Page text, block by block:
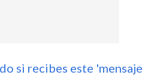
si recibes este 'mensaje